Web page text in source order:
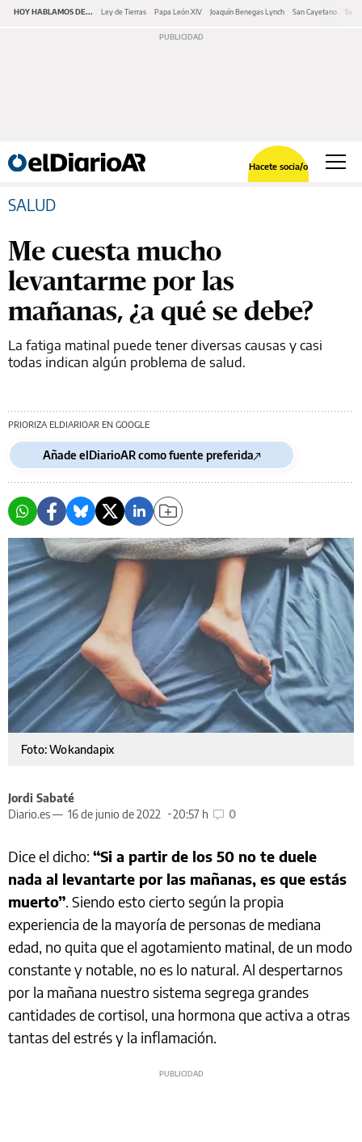
HOY HABLAMOS DE... Ley de Tierras Papa León XIV Joaquín Benegas Lynch San Cayetano
Hacete socia/o
SALUD
Me cuesta mucho
levantarme por las
mañanas, ¿a qué se debe?
La fatiga matinal puede tener diversas causas y casi
todas indican algún problema de salud.
PRIORIZA ELDIARIOAR EN GOOGLE
Añade elDiarioAR como fuente preferida
Foto: Wokandapix
Jordi Sabaté
Diario.es — 16 de junio de 2022 20:57 h 0
Dice el dicho: “Si a partir de los 50 no te duele
nada al levantarte por las mañanas, es que estás
muerto”. Siendo esto cierto según la propia
experiencia de la mayoría de personas de mediana
edad, no quita que el agotamiento matinal, de un modo
constante y notable, no es lo natural. Al despertarnos
por la mañana nuestro sistema segrega grandes
cantidades de cortisol, una hormona que activa a otras
tantas del estrés y la inflamación.